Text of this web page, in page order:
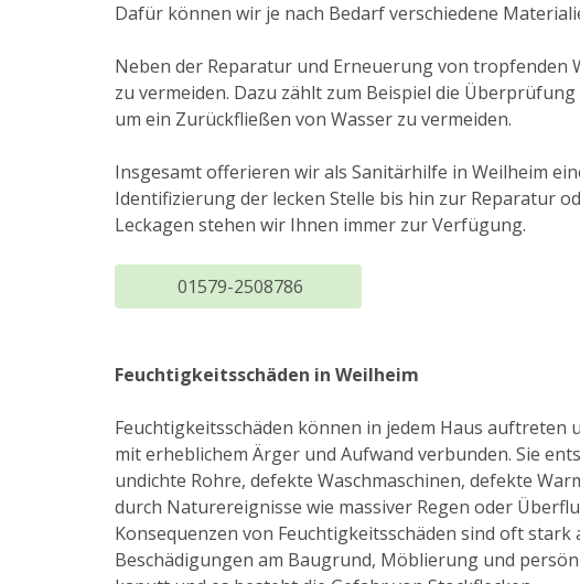
Dafür können wir je nach Bedarf verschiedene
Neben der Reparatur und Erneuerung von
zu vermeiden. Dazu zählt zum Beispiel die
um ein Zurückfließen von Wasser zu vermeiden.
Insgesamt offerieren wir als Sanitärhilfe in Weilheim
Identifizierung der lecken Stelle bis hin zur Reparatur
Leckagen stehen wir Ihnen immer zur Verfügung.
01579-2508786
Feuchtigkeitsschäden in Weilheim
Feuchtigkeitsschäden können in jedem Haus auftreten
mit erheblichem Ärger und Aufwand verbunden. Sie
undichte Rohre, defekte Waschmaschinen, defekte
durch Naturereignisse wie massiver Regen oder
Konsequenzen von Feuchtigkeitsschäden sind oft stark
Beschädigungen am Baugrund, Möblierung und